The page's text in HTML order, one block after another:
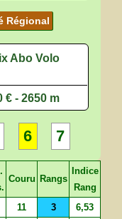
Régional
Abo Volo
€ - 2650 m
6 7
Couru Rangs
Indice
Rang
11 3 6,53